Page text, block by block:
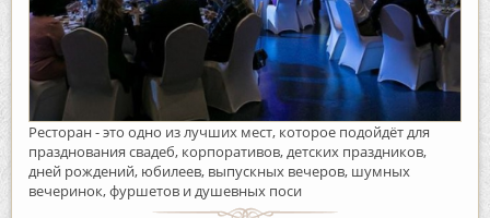
Ресторан - это одно из лучших мест, которое подойдёт для
празднования свадеб, корпоративов, детских праздников,
дней рождений, юбилеев, выпускных вечеров, шумных
вечеринок, фуршетов и душевных поси